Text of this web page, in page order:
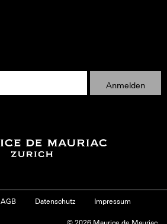
AGB Datenschutz Impressum
© 2026 Maurice de Mauriac